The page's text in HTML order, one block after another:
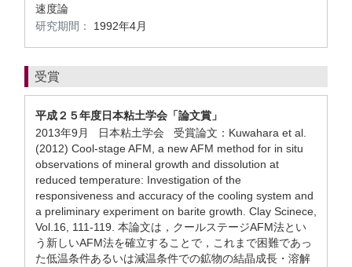
速度論
研究期間：
1992年4月
受賞
平成２５年度日本粘土学会「論文賞」
2013年9月 日本粘土学会 受賞論文：Kuwahara et al.
(2012) Cool-stage AFM, a new AFM method for in situ
observations of mineral growth and dissolution at
reduced temperature: Investigation of the
responsiveness and accuracy of the cooling system and
a preliminary experiment on barite growth. Clay Scinece,
Vol.16, 111-119. 本論文は，クールステージAFM法とい
う新しいAFM法を確立することで，これまで困難であっ
た低温条件あるいは減温条件での鉱物の結晶成長・溶解